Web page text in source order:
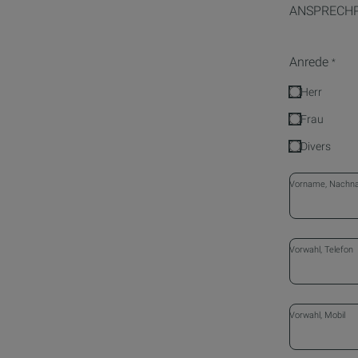
Anrede *
Herr
Frau
Divers
Vorname,
Vorwahl, Telefon
Vorwahl, Mobil